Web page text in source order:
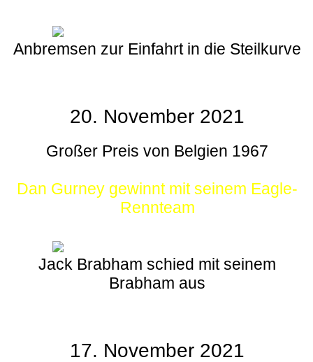
Anbremsen zur Einfahrt in die Steilkurve
20. November 2021
Großer Preis von Belgien 1967
Dan Gurney gewinnt mit seinem Eagle-
Rennteam
Jack Brabham schied mit seinem
Brabham aus
17. November 2021